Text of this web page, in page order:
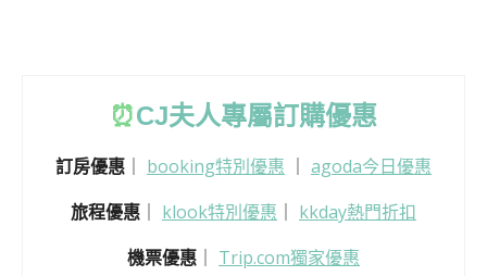
⏰CJ夫人專屬訂購優惠
訂房優惠 booking特別優惠
agoda今日優惠
旅程優惠
klook特別優惠
kkday熱門折扣
機票優惠 ｜ Trip.com獨家優惠